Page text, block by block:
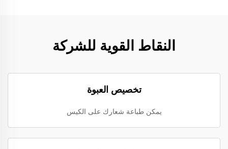
النقاط القوية للشركة
تخصيص العبوة
يمكن طباعة شعارك على الكيس